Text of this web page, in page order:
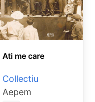
Ati me care
Collectiu
Aepem